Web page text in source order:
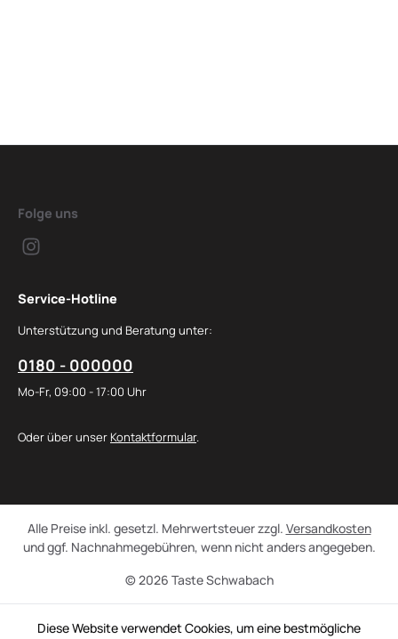
Folge uns
Service-Hotline
Unterstützung und Beratung unter:
0180 - 000000
Mo-Fr, 09:00 - 17:00 Uhr
Oder über unser Kontaktformular.
© 2026 Taste Schwabach
Alle Preise inkl. gesetzl. Mehrwertsteuer zzgl. Versandkosten
und ggf. Nachnahmegebühren, wenn nicht anders angegeben.
Diese Website verwendet Cookies, um eine bestmögliche